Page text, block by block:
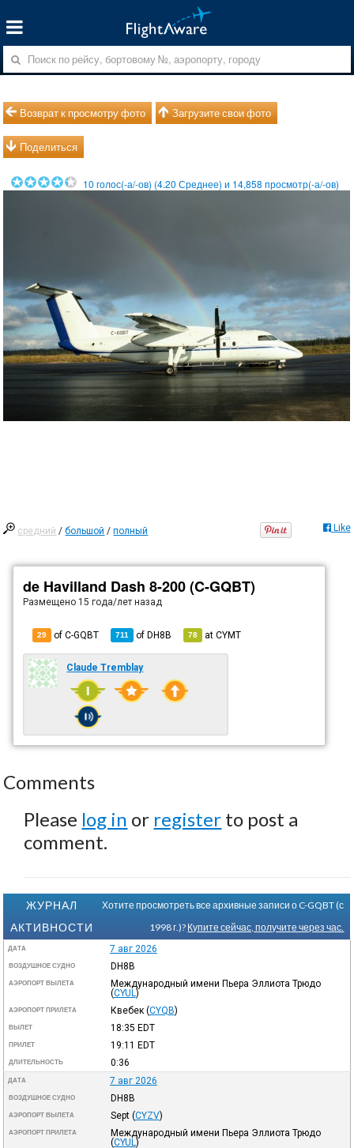
Возврат к просмотру фото Загрузите свои фото
Поделиться
10 голос(-а/-ов) (4.20 Среднее) и 14,858 просмотр(-а/-ов)
средний /большой /полный Like
de Havilland Dash 8-200 (C-GQBT)
Размещено 15 года/лет назад
29 of C-GQBT 711 ofDH8B 78 atCYMT
Claude Tremblay
Comments
Please log in or register to post a
comment.
ЖУРНАЛ
АКТИВНОСТИ
Хотите просмотреть все архивные записи о C-GQBT (с
1998 г.)? Купите сейчас, получите через час.
ДАТА 7 авг 2026
ВОЗДУШНОЕ СУДНО DH8B
АЭРОПОРТ ВЫЛЕТА
Международный имени Пьера Эллиота Трюдо
(CYUL )
АЭРОПОРТ ПРИЛЕТА Квебек (CYQB)
ВЫЛЕТ 18:35 EDT
ПРИЛЕТ 19:11 EDT
ДЛИТЕЛЬНОСТЬ 0:36
ДАТА 7 авг 2026
ВОЗДУШНОЕ СУДНО DH8B
АЭРОПОРТ ВЫЛЕТА Sept (CYZV)
АЭРОПОРТ ПРИЛЕТА
Международный имени Пьера Эллиота Трюдо
(CYUL )